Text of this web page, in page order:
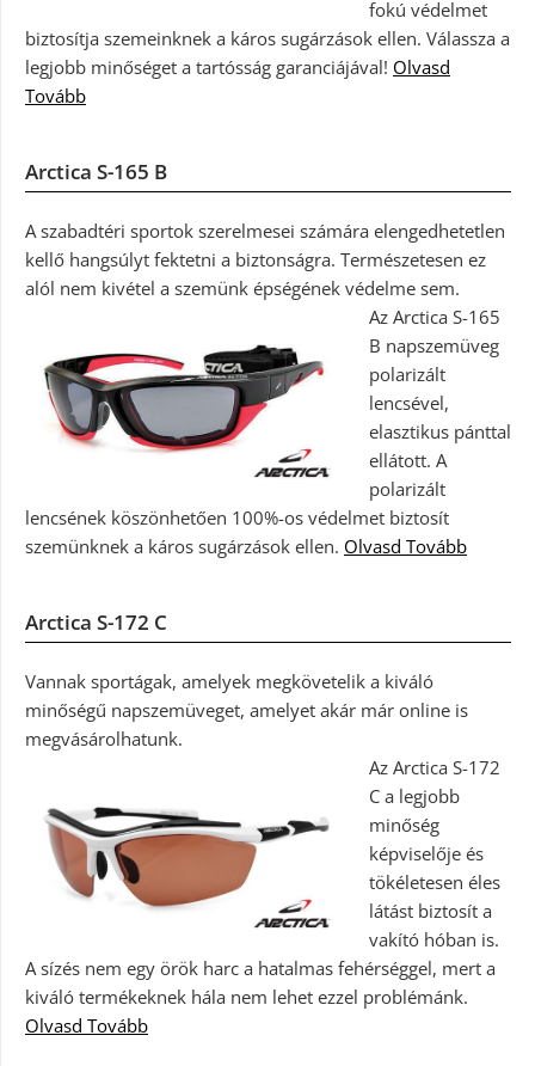
fokú védelmet
biztosítja szemeinknek a káros sugárzások ellen. Válassza a
legjobb minőséget a tartósság garanciájával! Olvasd
Tovább
Arctica S-165 B
A szabadtéri sportok szerelmesei számára elengedhetetlen
kellő hangsúlyt fektetni a biztonságra. Természetesen ez
alól nem kivétel a szemünk épségének védelme sem.
Az Arctica S-165
B napszemüveg
polarizált
lencsével,
elasztikus pánttal
ellátott. A
polarizált
lencsének köszönhetően 100%-os védelmet biztosít
szemünknek a káros sugárzások ellen. Olvasd Tovább
Arctica S-172 C
Vannak sportágak, amelyek megkövetelik a kiváló
minőségű napszemüveget, amelyet akár már online is
megvásárolhatunk.
Az Arctica S-172
C a legjobb
minőség
képviselője és
tökéletesen éles
látást biztosít a
vakító hóban is.
A sízés nem egy örök harc a hatalmas fehérséggel, mert a
kiváló termékeknek hála nem lehet ezzel problémánk.
Olvasd Tovább